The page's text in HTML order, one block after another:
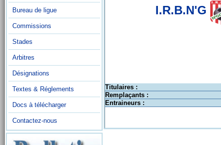
Bureau de ligue
Commissions
Stades
Arbitres
Désignations
Textes & Réglements
Docs à télécharger
Contactez-nous
I.R.B.N'G
Titulaires :
Remplaçants :
Entraineurs :